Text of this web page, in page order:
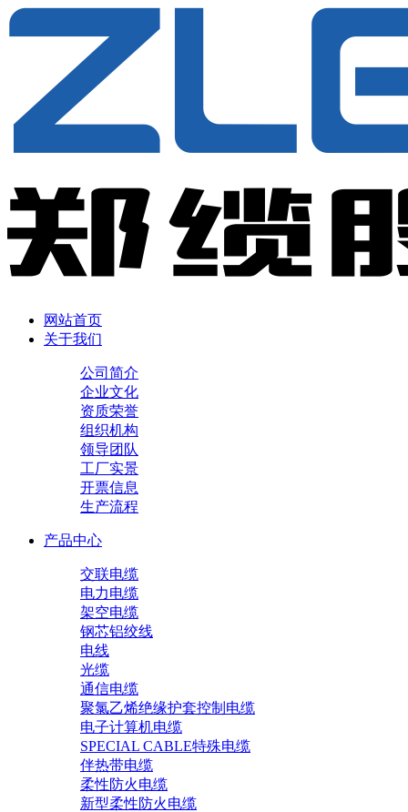
网站首页
关于我们
公司简介
企业文化
资质荣誉
组织机构
领导团队
工厂实景
开票信息
生产流程
产品中心
交联电缆
电力电缆
架空电缆
钢芯铝绞线
电线
光缆
通信电缆
聚氯乙烯绝缘护套控制电缆
电子计算机电缆
SPECIAL CABLE特殊电缆
伴热带电缆
柔性防火电缆
新型柔性防火电缆